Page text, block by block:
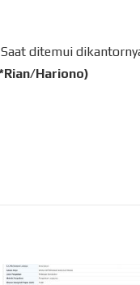
ditemui
Hariono)